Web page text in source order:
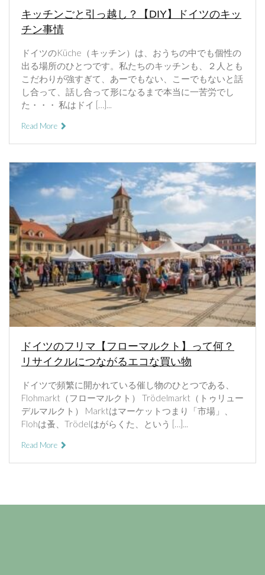
キッチンごと引っ越し？【DIY】ドイツのキッ
チン事情
ドイツのKüche（キッチン）は、おうちの中でも個性の
出る場所のひとつです。私たちのキッチンも、２人とも
こだわりが強すぎて、あーでもない、こーでもないと話
し合って、話し合って形になるまで本当に一苦労でし
た・・・ 私はドイ […]...
Read More
ドイツのフリマ【フローマルクト】って何？
リサイクルにつながるエコな買い物
ドイツで頻繁に開かれている催し物のひとつである、
Flohmarkt（フローマルクト） Trödelmarkt（トゥリュー
デルマルクト） Marktはマーケットつまり「市場」、
Flohは蚤、Trödelはがらくた、という […]...
Read More